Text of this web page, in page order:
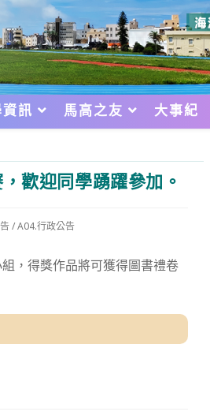
資訊 馬高之友 大事紀
歡迎同學踴躍參加。
/A04.行政公告
，得獎作品將可獲得圖書禮卷